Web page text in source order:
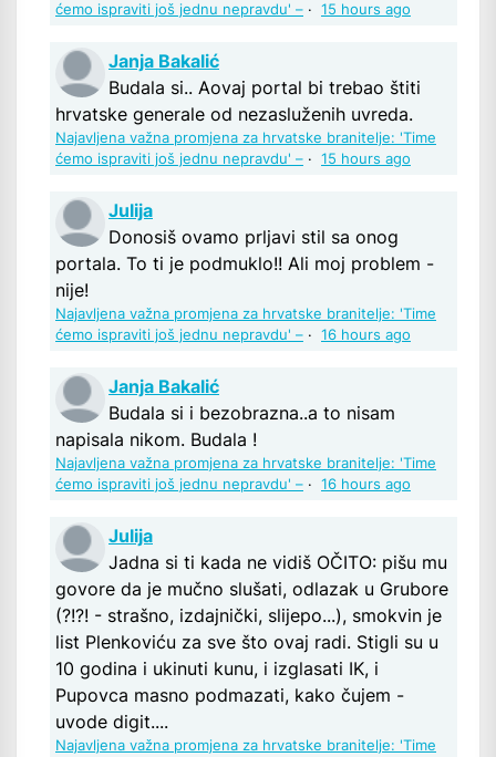
ćemo ispraviti još jednu nepravdu' – · 15 hours ago
Janja Bakalić
Budala si.. Aovaj portal bi trebao štiti
hrvatske generale od nezasluženih uvreda.
Najavljena važna promjena za hrvatske branitelje: 'Time
ćemo ispraviti još jednu nepravdu' – · 15 hours ago
Julija
Donosiš ovamo prljavi stil sa onog
portala. To ti je podmuklo!! Ali moj problem -
nije!
Najavljena važna promjena za hrvatske branitelje: 'Time
ćemo ispraviti još jednu nepravdu' – · 16 hours ago
Janja Bakalić
Budala si i bezobrazna..a to nisam
napisala nikom. Budala !
Najavljena važna promjena za hrvatske branitelje: 'Time
ćemo ispraviti još jednu nepravdu' – · 16 hours ago
Julija
Jadna si ti kada ne vidiš OČITO: pišu mu
govore da je mučno slušati, odlazak u Grubore
(?!?! - strašno, izdajnički, slijepo...), smokvin je
list Plenkoviću za sve što ovaj radi. Stigli su u
10 godina i ukinuti kunu, i izglasati IK, i
Pupovca masno podmazati, kako čujem -
uvode digit....
Najavljena važna promjena za hrvatske branitelje: 'Time